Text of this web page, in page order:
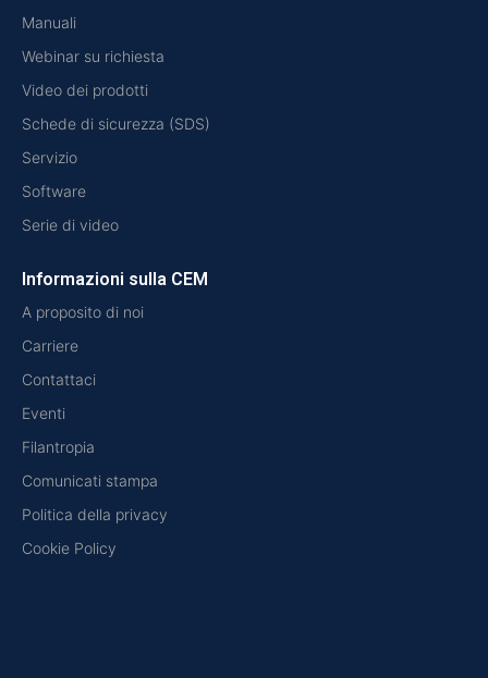
Manuali
Webinar su richiesta
Video dei prodotti
Schede di sicurezza (SDS)
Servizio
Software
Serie di video
Informazioni sulla CEM
A proposito di noi
Carriere
Contattaci
Eventi
Filantropia
Comunicati stampa
Politica della privacy
Cookie Policy